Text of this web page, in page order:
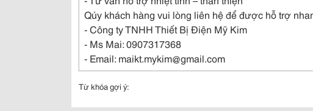
Qúy khách hàng vui lòng liên hệ để được hỗ trợ
- Công ty TNHH Thiết Bị Điện Mỹ Kim
- Ms Mai: 0907317368
- Email: maikt.mykim@gmail.com
Từ khóa gợi ý: